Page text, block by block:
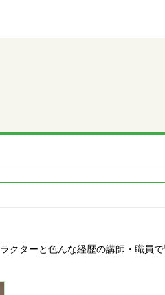
クターと色んな経歴の講師・職員